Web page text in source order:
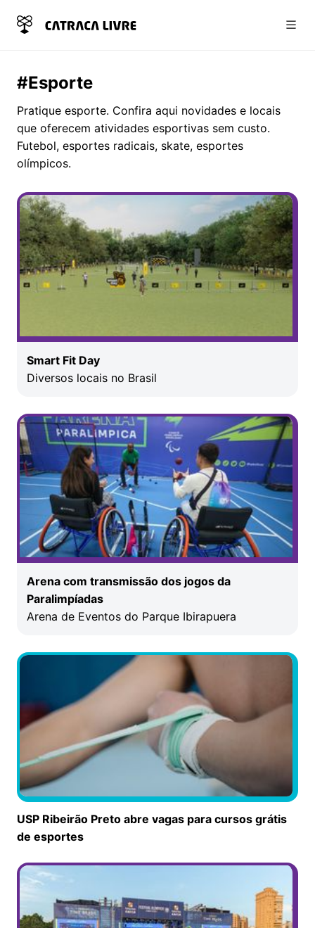
#Esporte
Pratique esporte. Confira aqui novidades e locais
que oferecem atividades esportivas sem custo.
Futebol, esportes radicais, skate, esportes
olímpicos.
Smart Fit Day
Diversos locais no Brasil
Arena com transmissão dos jogos da
Paralimpíadas
Arena de Eventos do Parque Ibirapuera
USP Ribeirão Preto abre vagas para cursos grátis
de esportes